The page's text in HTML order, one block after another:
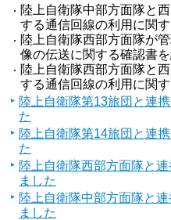
陸上自衛隊中部方面隊と
する通信回線の利用に関
陸上自衛隊西部方面隊が
像の伝送に関する確認書を
陸上自衛隊西部方面隊と
する通信回線の利用に関
陸上自衛隊第13旅団と連
た
陸上自衛隊第14旅団と連
た
陸上自衛隊西部方面隊と
ました
陸上自衛隊中部方面隊と
ました